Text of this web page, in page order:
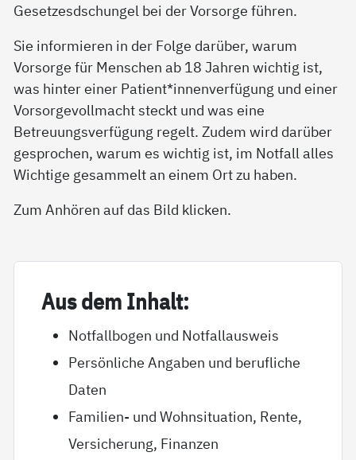
Gesetzesdschungel bei der Vorsorge führen.
Sie informieren in der Folge darüber, warum
Vorsorge für Menschen ab 18 Jahren wichtig ist,
was hinter einer Patient*innenverfügung und einer
Vorsorgevollmacht steckt und was eine
Betreuungsverfügung regelt. Zudem wird darüber
gesprochen, warum es wichtig ist, im Notfall alles
Wichtige gesammelt an einem Ort zu haben.
Zum Anhören auf das Bild klicken.
Aus dem In­halt:
Notfallbogen und Notfallausweis
Persönliche Angaben und berufliche
Daten
Familien- und Wohnsituation, Rente,
Versicherung, Finanzen